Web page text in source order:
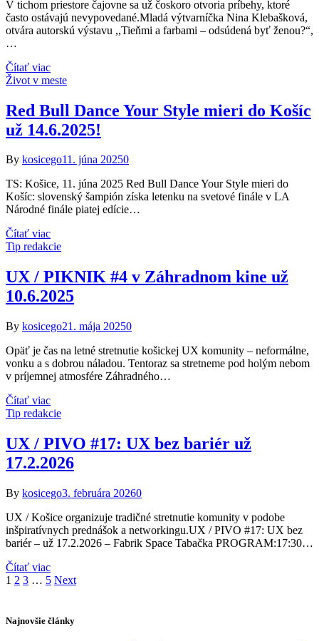
V tichom priestore čajovne sa už čoskoro otvoria príbehy, ktoré
často ostávajú nevypovedané.Mladá výtvarníčka Nina Klebašková,
otvára autorskú výstavu ,,Tieňmi a farbami – odsúdená byť ženou?“,
…
Čítať viac
Život v meste
Red Bull Dance Your Style mieri do Košíc
už 14.6.2025!
By kosicego11. júna 20250
TS: Košice, 11. júna 2025 Red Bull Dance Your Style mieri do
Košíc: slovenský šampión získa letenku na svetové finále v LA
Národné finále piatej edície…
Čítať viac
Tip redakcie
UX / PIKNIK #4 v Záhradnom kine už
10.6.2025
By kosicego21. mája 20250
Opäť je čas na letné stretnutie košickej UX komunity – neformálne,
vonku a s dobrou náladou. Tentoraz sa stretneme pod holým nebom
v príjemnej atmosfére Záhradného…
Čítať viac
Tip redakcie
UX / PIVO #17: UX bez bariér už
17.2.2026
By kosicego3. februára 20260
UX / Košice organizuje tradičné stretnutie komunity v podobe
inšpiratívnych prednášok a networkingu.UX / PIVO #17: UX bez
bariér – už 17.2.2026 – Fabrik Space Tabačka PROGRAM:17:30…
Čítať viac
1 2 3 … 5 Next
Najnovšie články